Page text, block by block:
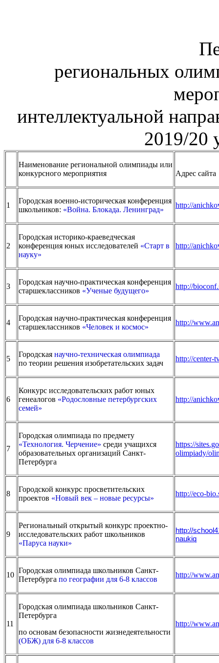
региональных
интеллектуальной
2019/20
Наименование региональной олимпиады или
конкурсного мероприятия
Адрес сайта
1
Городская военно-историческая конференция
школьников: «Война. Блокада. Ленинград»
http://
2
Городская историко-краеведческая
конференция юных исследователей «Старт в
науку»
http://
3
Городская научно-практическая конференция
старшеклассников «Ученые будущего»
http://
4
Городская научно-практическая конференция
старшеклассников «Человек и космос»
http://
5
Городская научно-техническая олимпиада
по теории решения изобретательских задач
http://center-
6
Конкурс исследовательских работ юных
генеалогов «Родословные петербургских
семей»
http://
7
Городская олимпиада по предмету
«Технология. Черчение» среди учащихся
образовательных организаций Санкт-
Петербурга
https://
olimpiady/
8
Городской конкурс просветительских
проектов «Новый век – новые ресурсы»
http://eco-
9
Региональный открытый конкурс проектно-
исследовательских работ школьников
«Паруса науки»
http://
naukiq
10
Городская олимпиада школьников Санкт-
Петербурга по географии для 6-8 классов
http://
11
Городская олимпиада школьников Санкт-
Петербурга
по основам безопасности жизнедеятельности
(ОБЖ) для 6-8 классов
http://